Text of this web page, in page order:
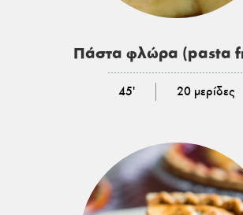
Πάστα φλώρα (pasta
45'
20 μερίδες